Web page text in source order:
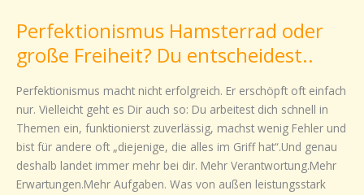
Perfektionismus Hamsterrad oder
große Freiheit? Du entscheidest..
Perfektionismus macht nicht erfolgreich. Er erschöpft oft einfach
nur. Vielleicht geht es Dir auch so: Du arbeitest dich schnell in
Themen ein, funktionierst zuverlässig, machst wenig Fehler und
bist für andere oft „diejenige, die alles im Griff hat“.Und genau
deshalb landet immer mehr bei dir. Mehr Verantwortung.Mehr
Erwartungen.Mehr Aufgaben. Was von außen leistungsstark
oder
große
Freiheit?
Du
entscheidest..